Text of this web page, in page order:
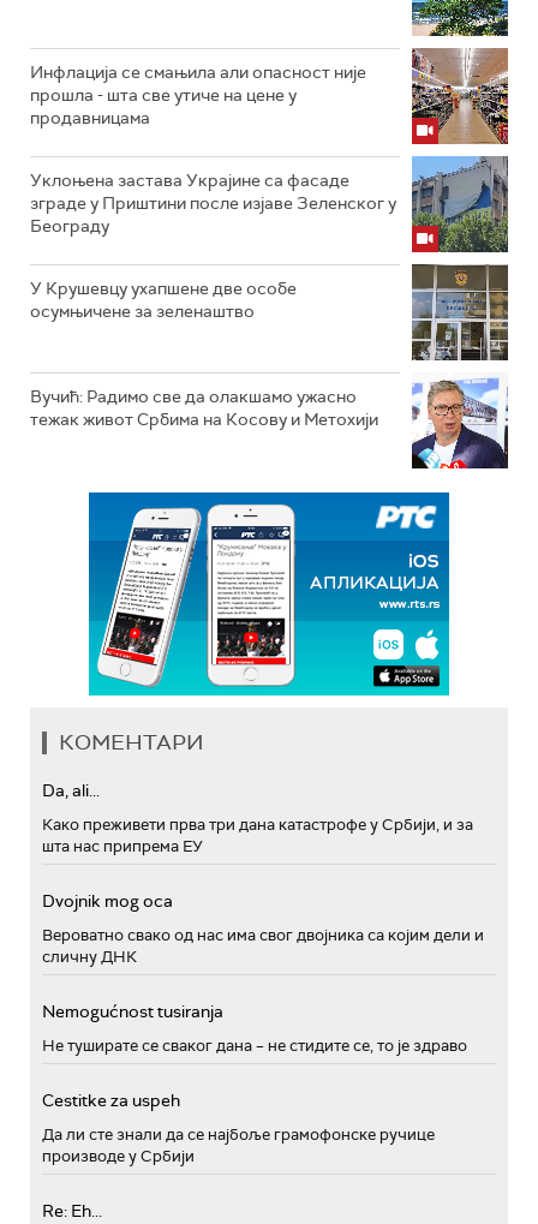
Инфлација се смањила али опасност није
прошла - шта све утиче на цене у
продавницама
Уклоњена застава Украјине са фасаде
зграде у Приштини после изјаве Зеленског у
Београду
У Крушевцу ухапшене две особе
осумњичене за зеленаштво
Вучић: Радимо све да олакшамо ужасно
тежак живот Србима на Косову и Метохији
КОМЕНТАРИ
Da, ali...
Како преживети прва три дана катастрофе у Србији, и за
шта нас припрема ЕУ
Dvojnik mog oca
Вероватно свако од нас има свог двојника са којим дели и
сличну ДНК
Nemogućnost tusiranja
Не туширате се сваког дана – не стидите се, то је здраво
Cestitke za uspeh
Да ли сте знали да се најбоље грамофонске ручице
производе у Србији
Re: Eh...